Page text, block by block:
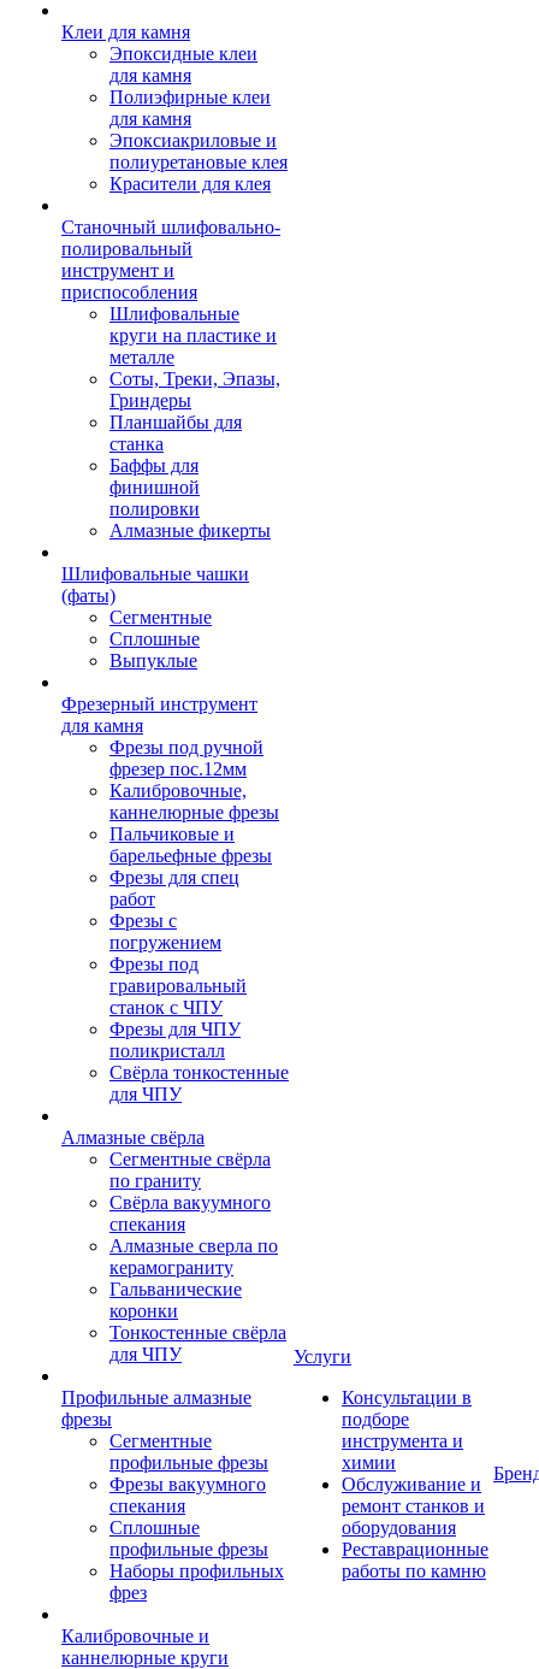
Клеи для камня
Эпоксидные клеи
для камня
Полиэфирные клеи
для камня
Эпоксиакриловые и
полиуретановые клея
Красители для клея
Станочный шлифовально-
полировальный
инструмент и
приспособления
Шлифовальные
круги на пластике и
металле
Соты, Треки, Эпазы,
Гриндеры
Планшайбы для
станка
Баффы для
финишной
полировки
Алмазные фикерты
Шлифовальные чашки
(фаты)
Сегментные
Сплошные
Выпуклые
Фрезерный инструмент
для камня
Фрезы под ручной
фрезер пос.12мм
Калибровочные,
каннелюрные фрезы
Пальчиковые и
барельефные фрезы
Фрезы для спец
работ
Фрезы с
погружением
Фрезы под
гравировальный
станок с ЧПУ
Фрезы для ЧПУ
поликристалл
Свёрла тонкостенные
для ЧПУ
Алмазные свёрла
Сегментные свёрла
по граниту
Свёрла вакуумного
спекания
Алмазные сверла по
керамограниту
Гальванические
коронки
Тонкостенные свёрла
для ЧПУ
Профильные алмазные
фрезы
Сегментные
профильные фрезы
Фрезы вакуумного
спекания
Сплошные
профильные фрезы
Наборы профильных
фрез
Калибровочные и
каннелюрные круги
Услуги
Консультации в
подборе
инструмента и
химии
Обслуживание и
ремонт станков и
оборудования
Реставрационные
работы по камню